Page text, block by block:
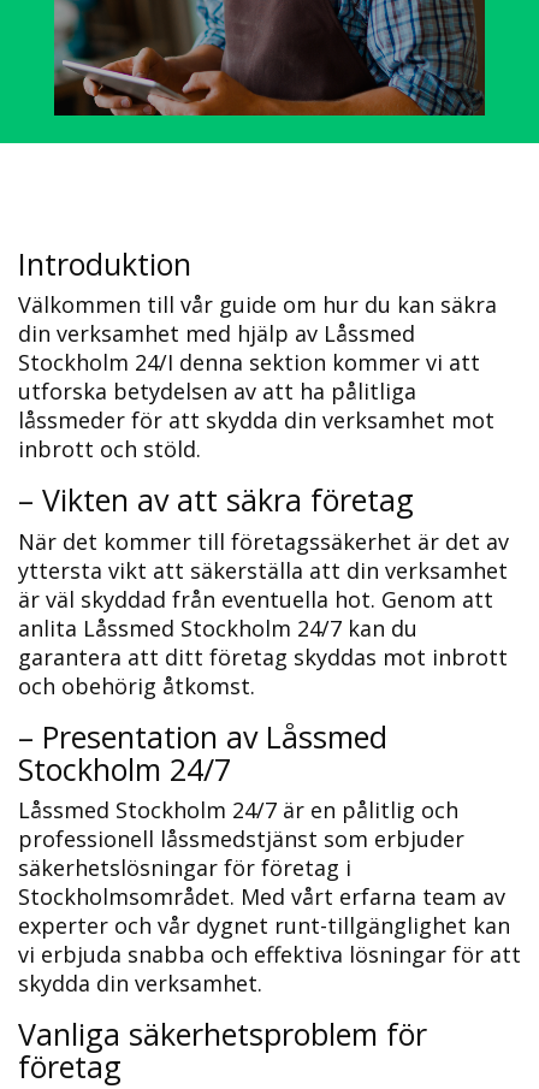
Introduktion
Välkommen till vår guide om hur du kan säkra
din verksamhet med hjälp av Låssmed
Stockholm 24/I denna sektion kommer vi att
utforska betydelsen av att ha pålitliga
låssmeder för att skydda din verksamhet mot
inbrott och stöld.​
– Vikten av att säkra företag
När det kommer till företagssäkerhet är det av
yttersta vikt att säkerställa att din verksamhet
är väl skyddad från eventuella hot.​ Genom att
anlita Låssmed Stockholm 24/7 kan du
garantera att ditt företag skyddas mot inbrott
och obehörig åtkomst.​
– Presentation av Låssmed
Stockholm 24/7
Låssmed Stockholm 24/7 är en pålitlig och
professionell låssmedstjänst som erbjuder
säkerhetslösningar för företag i
Stockholmsområdet.​ Med vårt erfarna team av
experter och vår dygnet runt-tillgänglighet kan
vi erbjuda snabba och effektiva lösningar för att
skydda din verksamhet.​
Vanliga säkerhetsproblem för
företag